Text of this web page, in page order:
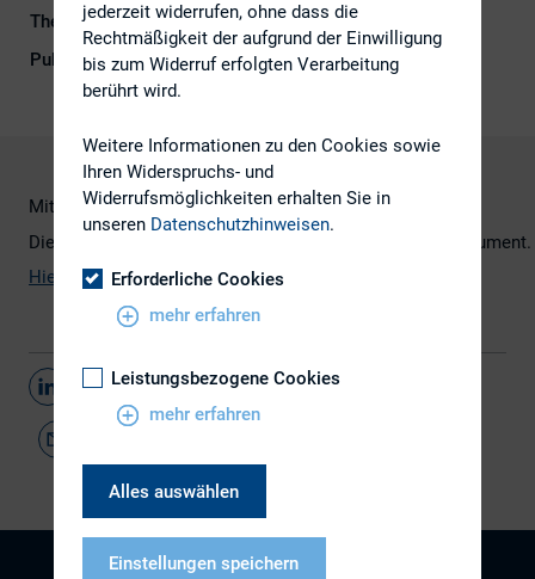
Themengebiet
Berichterstattung
Publikationsform
Externe Publikationen
Mit freundlicher Unterstützung von White & Case.
Die Kontaktdaten der Ansprechpartner finden Sie im Dokument.
Hier geht`s zur Bekanntmachung.
Teilen
jederzeit widerrufen, ohne dass die
Rechtmäßigkeit der aufgrund der Einwilligung
bis zum Widerruf erfolgten Verarbeitung
berührt wird.
Weitere Informationen zu den Cookies sowie
Ihren Widerspruchs- und
Widerrufsmöglichkeiten erhalten Sie in
unseren Datenschutzhinweisen.
Erforderliche Cookies
mehr erfahren
Leistungsbezogene Cookies
mehr erfahren
Alles auswählen
Einstellungen speichern